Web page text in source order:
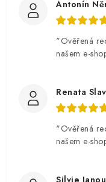
Antonín
"Ověřená
našem e-
Renata
"Ověřená
našem e-
Silvie